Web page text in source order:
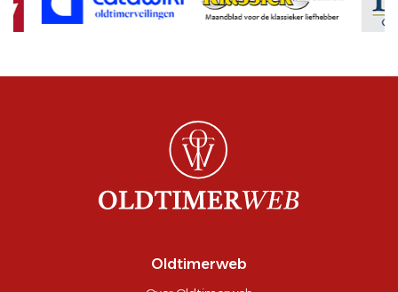
Oldtimerweb